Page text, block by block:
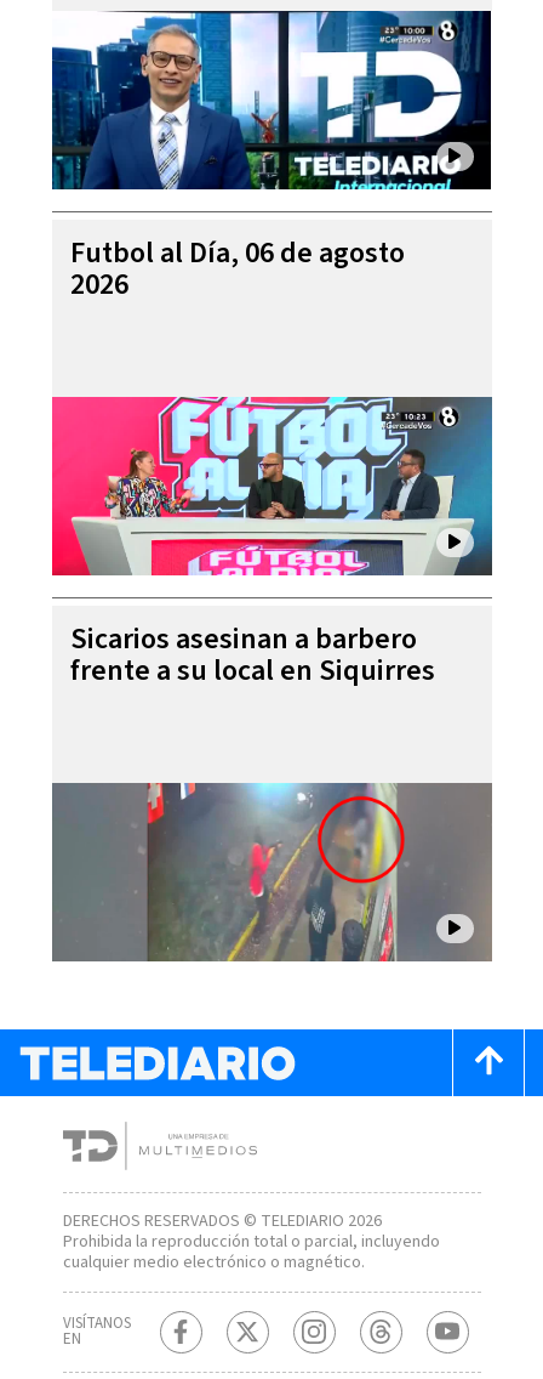
Futbol al Día, 06 de agosto
2026
Sicarios asesinan a barbero
frente a su local en Siquirres
DERECHOS RESERVADOS © TELEDIARIO 2026
Prohibida la reproducción total o parcial, incluyendo
cualquier medio electrónico o magnético.
VISÍTANOS
EN